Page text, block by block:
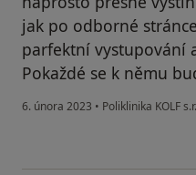
jak po odborné
parfektní vystupování
Pokaždé se k němu
6. února 2023 • Poliklinika KOLF